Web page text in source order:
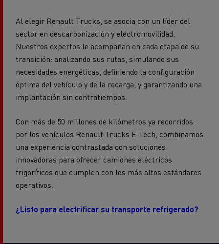
Al elegir Renault Trucks, se asocia con un líder del
sector en descarbonización y electromovilidad.
Nuestros expertos le acompañan en cada etapa de su
transición: analizando sus rutas, simulando sus
necesidades energéticas, definiendo la configuración
óptima del vehículo y de la recarga, y garantizando una
implantación sin contratiempos.
Con más de 50 millones de kilómetros ya recorridos
por los vehículos Renault Trucks E-Tech, combinamos
una experiencia contrastada con soluciones
innovadoras para ofrecer camiones eléctricos
frigoríficos que cumplen con los más altos estándares
operativos.
¿Listo para electrificar su transporte refrigerado?